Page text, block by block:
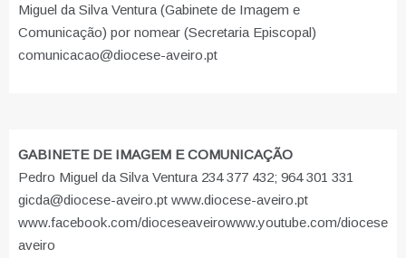
Miguel da Silva Ventura (Gabinete de Imagem e
Comunicação) por nomear (Secretaria Episcopal)
comunicacao@diocese-aveiro.pt
GABINETE DE IMAGEM E COMUNICAÇÃO
Pedro Miguel da Silva Ventura 234 377 432; 964 301 331
gicda@diocese-aveiro.pt www.diocese-aveiro.pt
www.facebook.com/dioceseaveirowww.youtube.com/diocese
aveiro